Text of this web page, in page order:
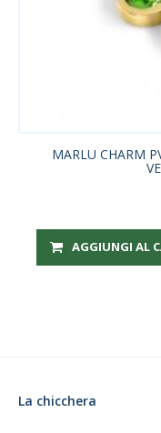
MARLU CHARM
AGGIUNGI AL
La chicchera